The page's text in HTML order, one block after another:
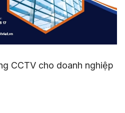
CCTV cho doanh nghiệp